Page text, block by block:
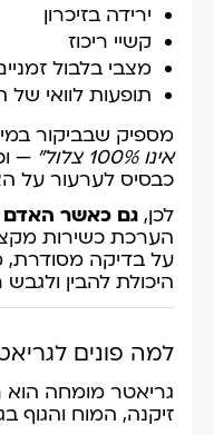
ירידה בזיכרון
קשיי ריכוז
מצבי בלבול
תופעות לוואי של
מספיק שבביקור
אינו 100% צלול”
—
כבסיס לערעור על
לכן, גם כאשר האדם
הערכת כשירות
על בדיקה
היכולת להבין ולגבש
למה פונים
גריאטר מומחה
זיקנה, המוח והגוף